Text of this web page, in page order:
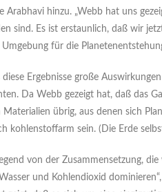
Arabhavi hinzu. „Webb hat uns
sind. Es ist erstaunlich, daß wir
für die
diese Ergebnisse große
Da Webb gezeigt hat, daß das
übrig, aus denen sich
kohlenstoffarm sein. (Die Erde
von der Zusammensetzung,
und Kohlendioxid